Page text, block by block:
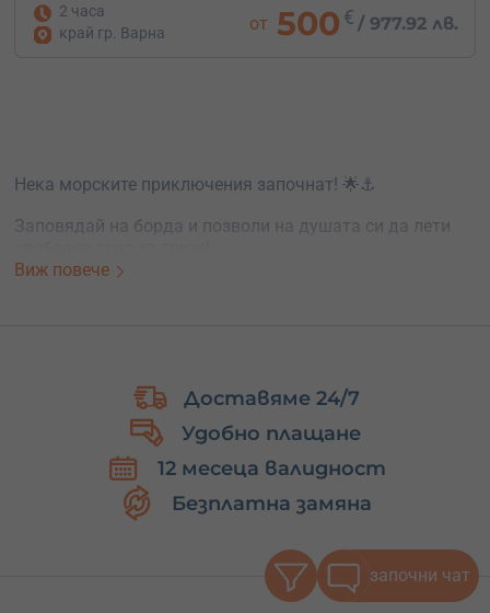
2 часа
край гр. Варна
от 500 € /977.92 лв.
Нека морските приключения започнат! 🌟⚓
Заповядай на борда и позволи на душата си да лети
Виж повече
Доставяме 24/7
Удобно плащане
12 месеца валидност
Безплатна замяна
започни чат